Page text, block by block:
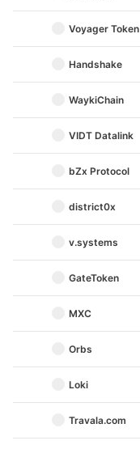
Voyager Token
Handshake
WaykiChain
VIDT Datalink
bZx Protocol
district0x
v.systems
GateToken
MXC
Orbs
Loki
Travala.com